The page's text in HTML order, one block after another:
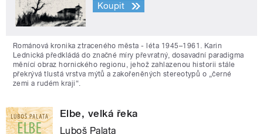
Koupit
Románová kronika ztraceného města - léta 1945–1961. Karin
Lednická předkládá do značné míry převratný, dosavadní paradigma
měnící obraz hornického regionu, jehož zahlazenou historii stále
překrývá tlustá vrstva mýtů a zakořeněných stereotypů o „černé
zemi a rudém kraji“.
Elbe, velká řeka
Luboš Palata